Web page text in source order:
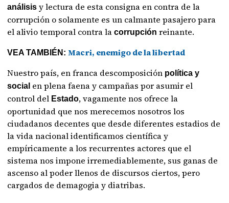
análisis y lectura de esta consigna en contra de la
corrupción o solamente es un calmante pasajero para
el alivio temporal contra lacorrupción reinante.
VEA TAMBIÉN:Macri, enemigo de la libertad
Nuestro país, en franca descomposición política y
social en plena faena y campañas por asumir el
control del Estado, vagamente nos ofrece la
oportunidad que nos merecemos nosotros los
ciudadanos decentes que desde diferentes estadios de
la vida nacional identificamos científica y
empíricamente a los recurrentes actores que el
sistema nos impone irremediablemente, sus ganas de
ascenso al poder llenos de discursos ciertos, pero
cargados de demagogia y diatribas.